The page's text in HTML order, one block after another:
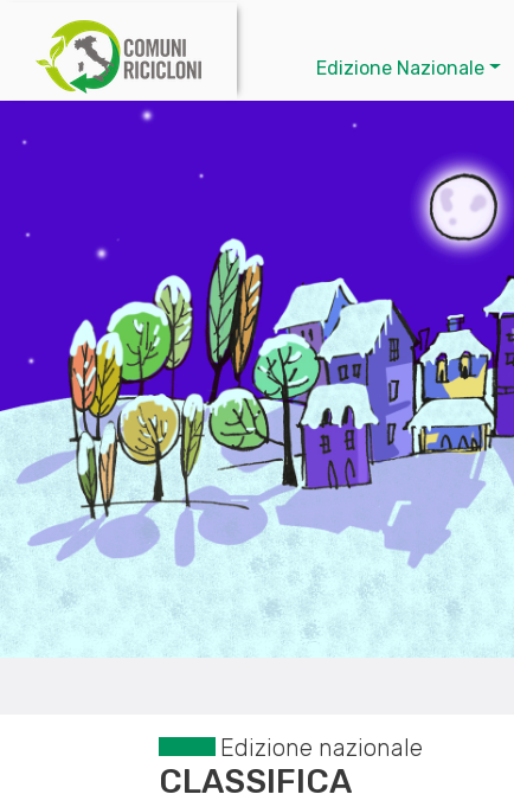
Edizione Nazionale
Edizione nazionale
CLASSIFICA